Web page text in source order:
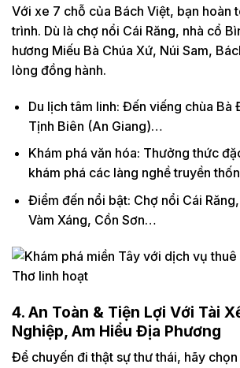
Với xe 7 chỗ của Bách Việt, bạn hoàn
trình. Dù là chợ nổi Cái Răng, nhà cổ
hương Miếu Bà Chúa Xứ, Núi Sam,
lòng đồng hành.
Du lịch tâm linh: Đến viếng chùa Bà
Tịnh Biên (An Giang)…
Khám phá văn hóa: Thưởng thức
khám phá các làng nghề truyền
Điểm đến nổi bật: Chợ nổi Cái
Vàm Xáng, Cồn Sơn…
4. An Toàn & Tiện Lợi Với Tài
Nghiệp, Am Hiểu Địa Phương
Để chuyến đi thật sự thư thái, hãy